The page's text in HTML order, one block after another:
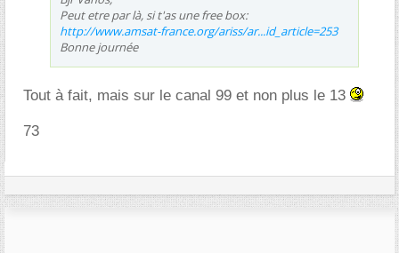
Peut etre par là, si t'as une free box:
http://www.amsat-france.org/ariss/ar...id_article=253
Bonne journée
Tout à fait, mais sur le canal 99 et non plus le 13
73